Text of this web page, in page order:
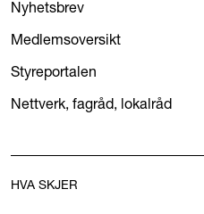
Nyhetsbrev
Medlemsoversikt
Styreportalen
Nettverk, fagråd, lokalråd
HVA SKJER